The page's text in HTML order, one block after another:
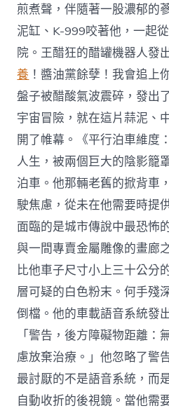
煎煮聲，伴隨著一股濃郁的
泥缸、K-999咬著他，一起
院。王醋狂的醋罐機器人發
養 ！醬油黨餘孽！我會追上
盤子被醋酸氣波震碎，發出
宇宙冒險，就在這片蒜泥、
開了帷幕。《平行泊車維度
人生，被兩個巨大的陰影籠
泊車。他那輛老舊的掀背車
駛焦慮，從未在他需要時提
面臨的是城市傳說中最恐怖
與一間專賣金屬雕像的畫廊
比他車子尺寸小上三十公分
層可疑的白色粉末。何手殘
倒檔。他的車載語音系統發
「警告，後方障礙物距離：
慮放棄治療。」他忽略了警
最討厭的不是語音系統，而
自動收折的後視鏡。當他需